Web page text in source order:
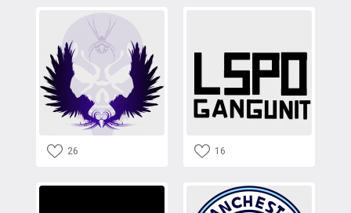
26 16